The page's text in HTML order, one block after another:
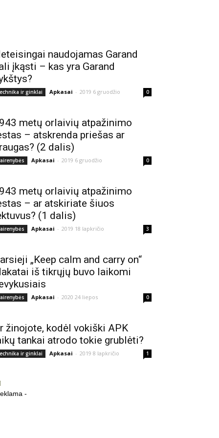
naudojamas Garand
įkąsti – kas yra Garand
ir ginklai Apkasai - 2019 6 gruodžio 0
metų orlaivių atpažinimo
– atskrenda priešas ar
(2 dalis)
Apkasai - 2019 6 gruodžio 0
metų orlaivių atpažinimo
– ar atskiriate šiuos
(1 dalis)
Apkasai - 2019 18 lapkričio 3
„Keep calm and carry on“
iš tikrųjų buvo laikomi
Apkasai - 2020 24 liepos 0
žinojote, kodėl vokiški APK
tankai atrodo tokie grublėti?
ir ginklai Apkasai - 2019 8 lapkričio 1
-